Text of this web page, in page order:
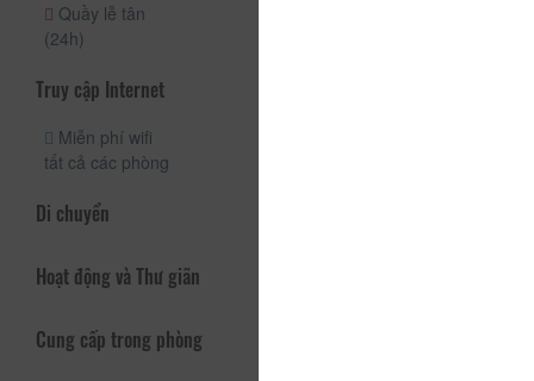
Quầy lễ tân
(24h)
Truy cập Internet
Miễn phí wifi
tất cả các phòng
Di chuyển
Hoạt động và Thư giãn
Cung cấp trong phòng